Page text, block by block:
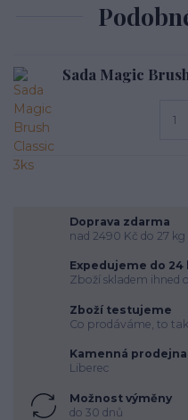
Sada Magic
Doprava zdarma
nad 2490 Kč do 27 kg
Expedujeme do 24
Zboží skladem ihned
Zboží testujeme
Co prodáváme, to
Kamenná prodejna
Liberec
Možnost výměny
do 30 dnů